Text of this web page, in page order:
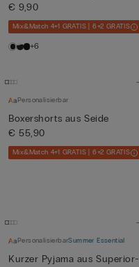
€ 9,90
Mix&Match 4+1 GRATIS | 6+2 GRATIS
+6
Personalisierbar
Boxershorts aus Seide
€ 55,90
Mix&Match 4+1 GRATIS | 6+2 GRATIS
PersonalisierbarSummer Essential
Kurzer Pyjama aus Superior-